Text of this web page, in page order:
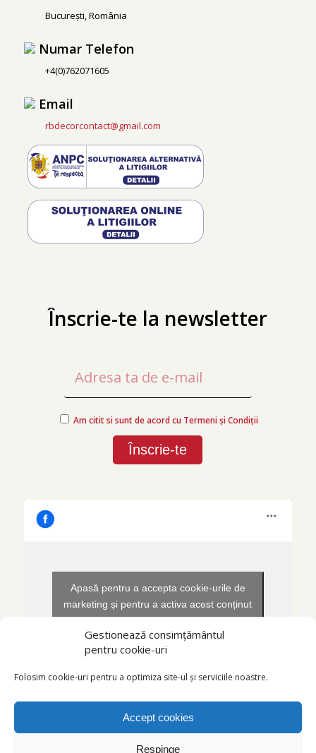
Gestionează consimțământul
pentru cookie-uri
Folosim cookie-uri pentru a optimiza site-ul și serviciile noastre.
Accept cookies
Respinge
București, România
Numar Telefon
+4(0)762071605
Email
rbdecorcontact@gmail.com
Înscrie-te la newsletter
Am citit si sunt de acord cu Termeni și Condiții
Apasă pentru a accepta cookie-urile de
marketing și pentru a activa acest conținut